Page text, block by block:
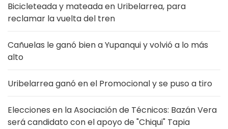
Bicicleteada y mateada en Uribelarrea, para
reclamar la vuelta del tren
Cañuelas le ganó bien a Yupanqui y volvió a lo más
alto
Uribelarrea ganó en el Promocional y se puso a tiro
Elecciones en la Asociación de Técnicos: Bazán Vera
será candidato con el apoyo de "Chiqui" Tapia